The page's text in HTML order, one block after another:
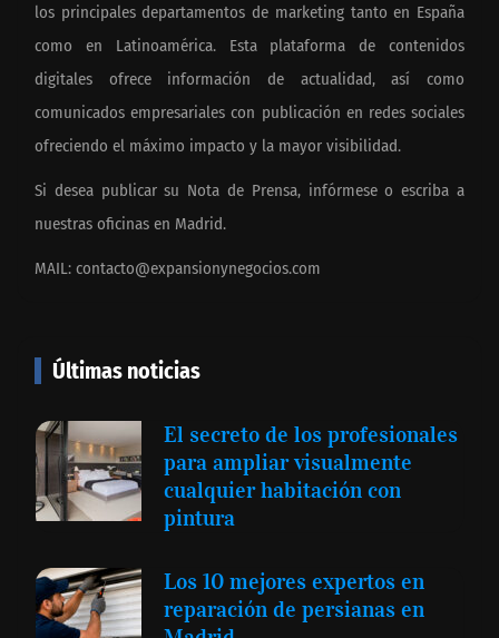
los principales departamentos de marketing tanto en España
como en Latinoamérica. Esta plataforma de contenidos
digitales ofrece información de actualidad, así como
comunicados empresariales con publicación en redes sociales
ofreciendo el máximo impacto y la mayor visibilidad.
Si desea publicar su Nota de Prensa, infórmese o escriba a
nuestras oficinas en Madrid.
MAIL: contacto@expansionynegocios.com
Últimas noticias
El secreto de los profesionales
para ampliar visualmente
cualquier habitación con
pintura
Los 10 mejores expertos en
reparación de persianas en